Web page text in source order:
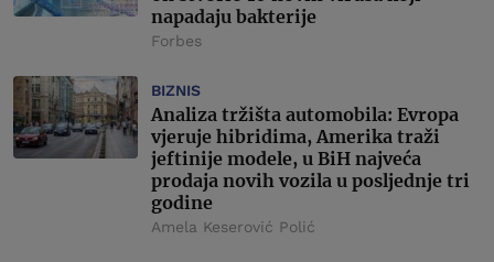
napadaju bakterije
Forbes
BIZNIS
Analiza tržišta automobila: Evropa
vjeruje hibridima, Amerika traži
jeftinije modele, u BiH najveća
prodaja novih vozila u posljednje tri
godine
Amela Keserović Polić